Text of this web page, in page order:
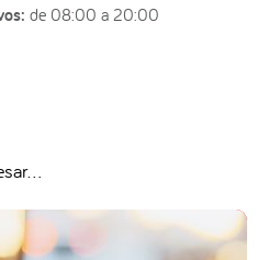
de 08:00 a 20:00